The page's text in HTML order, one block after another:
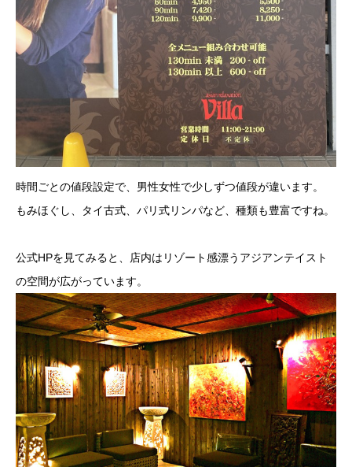
時間ごとの値段設定で、男性女性で少しずつ値段が違います。
もみほぐし、タイ古式、パリ式リンパなど、種類も豊富ですね。
公式HPを見てみると、店内はリゾート感漂うアジアンテイスト
の空間が広がっています。